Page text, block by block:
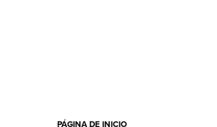
PÁGINA DE INICIO